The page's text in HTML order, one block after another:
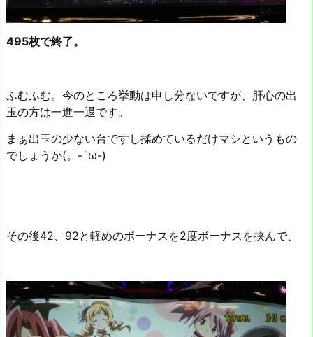
495枚で終了。
ふむふむ。今のところ挙動は申し分ないですが、肝心の出
玉の方は一進一退です。
まぁ出玉の少ない台ですし揉めているだけマシというもの
でしょうか(。-`ω-)
その後42、92と軽めのボーナスを2度ボーナスを挟んで、